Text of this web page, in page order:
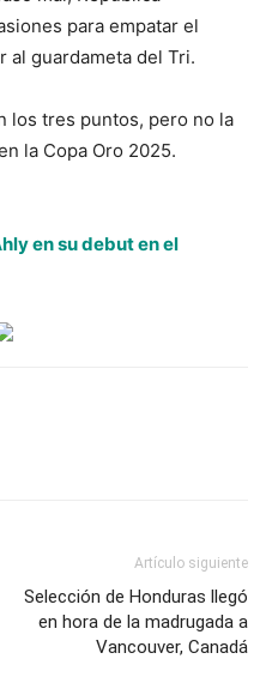
para empatar el
al guardameta del Tri.
los tres puntos, pero no la
la Copa Oro 2025.
en su debut en el
Artículo siguiente
Selección de Honduras llegó
en hora de la madrugada a
Vancouver, Canadá